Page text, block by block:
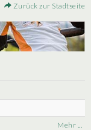
Zurück zur Stadtseite
Mehr ...